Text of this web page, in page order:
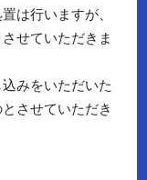
は行いますが、
せていただきま
みをいただいた
させていただき